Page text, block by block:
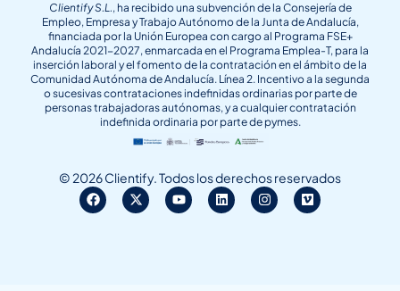
Clientify S.L., ha recibido una subvención de la Consejería de
Empleo, Empresa y Trabajo Autónomo de la Junta de Andalucía,
financiada por la Unión Europea con cargo al Programa FSE+
Andalucía 2021-2027, enmarcada en el Programa Emplea-T, para la
inserción laboral y el fomento de la contratación en el ámbito de la
Comunidad Autónoma de Andalucía. Línea 2. Incentivo a la segunda
o sucesivas contrataciones indefinidas ordinarias por parte de
personas trabajadoras autónomas, y a cualquier contratación
indefinida ordinaria por parte de pymes.
© 2026 Clientify. Todos los derechos reservados